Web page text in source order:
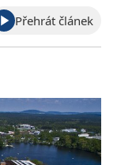
Přehrát článek